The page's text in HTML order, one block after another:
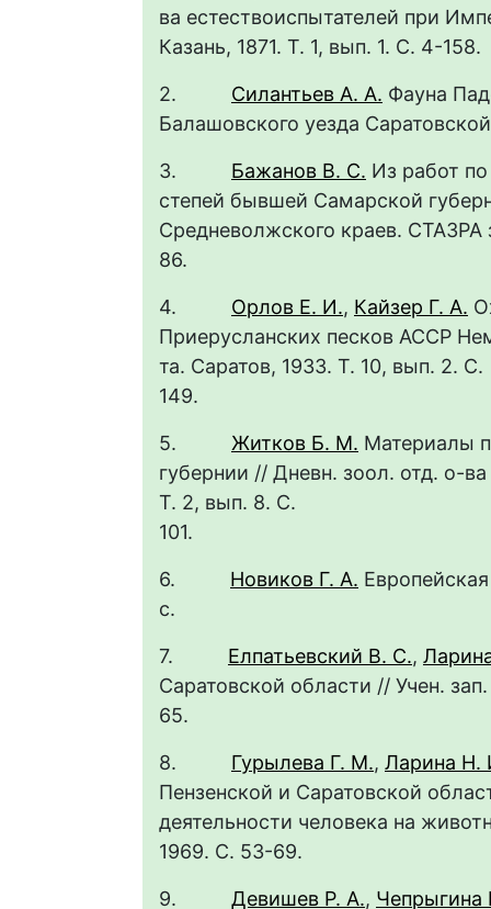
ва естествоиспытателей при
Казань, 1871. Т. 1, вып. 1. С. 4-
2. Силантьев А. А. Фауна
Балашовского уезда
3. Бажанов В. С. Из работ
степей бывшей Самарской
Средневолжского краев. СТАЗРА
4. Орлов Е. И., Кайзер Г. А.
Приерусланских песков АССР
та. Саратов, 1933. Т. 10, вып. 2. С.
5. Житков Б. М. Материалы
губернии // Дневн. зоол. отд. о-
Т. 2, вып. 8. С.
6. Новиков Г. А.
7. Елпатьевский В. С.,
Саратовской области // Учен.
8. Гурылева Г. М., Ларина Н.
Пензенской и Саратовской
деятельности человека на
1969. С. 53-
9. Девишев Р. А., Чепрыгина